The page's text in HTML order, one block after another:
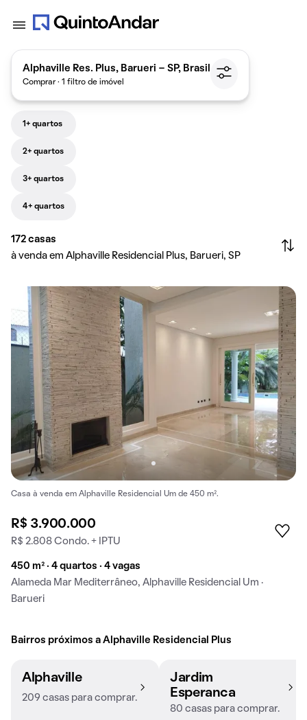
Alphaville Res. Plus, Barueri - SP, Brasil
Comprar · 1 filtro de imóvel
1+ quartos
2+ quartos
3+ quartos
4+ quartos
172 casas
à venda em Alphaville Residencial Plus, Barueri, SP
Casa à venda em Alphaville Residencial Um de 450 m².
R$ 3.900.000
R$ 2.808 Condo. + IPTU
450 m² · 4 quartos · 4 vagas
Alameda Mar Mediterrâneo, Alphaville Residencial Um ·
Barueri
Bairros próximos a Alphaville Residencial Plus
Alphaville
209 casas para comprar.
Jardim
Esperanca
80 casas para comprar.